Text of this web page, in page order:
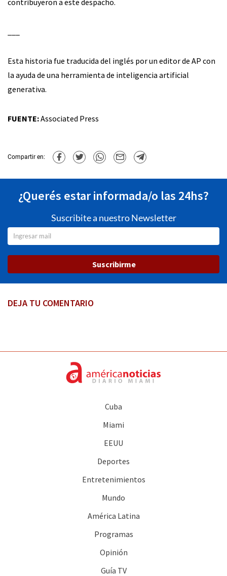
Esta historia fue traducida del inglés por un editor de AP con
la ayuda de una herramienta de inteligencia artificial
generativa.
FUENTE:Associated Press
Compartir en:
¿Querés estar informada/o las 24hs?
Suscribite a nuestro Newsletter
Suscribirme
DEJA TU COMENTARIO
Cuba
Miami
EEUU
Deportes
Entretenimientos
Mundo
América Latina
Programas
Opinión
Guía TV